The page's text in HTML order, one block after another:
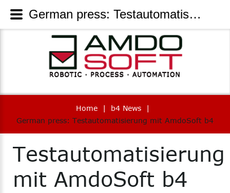
Home | b4 News
|
German press: Testautomatisierung mit AmdoSoft b4
Testautomatisierung
mit AmdoSoft b4
German press: Testautomatisierung mit AmdoSoft b4 - AmdoSoft Systems